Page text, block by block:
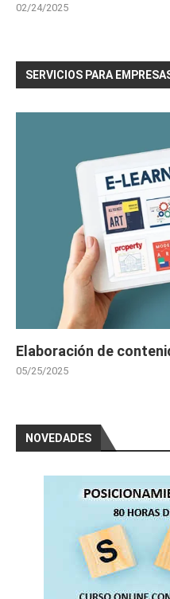
02/24/2025
SERVICIOS PARA
Elaboración de
05/25/2025
NOVEDADES